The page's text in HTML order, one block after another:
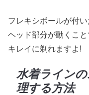
フレキシボールが付
ヘッド部分が動くこ
キレイに剃れますよ!
水着ライン
理する方法